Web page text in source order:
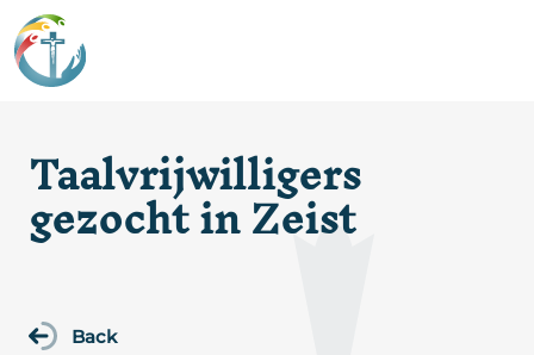
Taalvrijwilligers
gezocht in Zeist
Back